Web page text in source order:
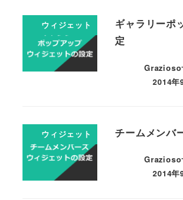
ウィジェット
ギャラリーポ
定
Grazioso
2014年
ウィジェット チームメンバ
Grazioso
2014年